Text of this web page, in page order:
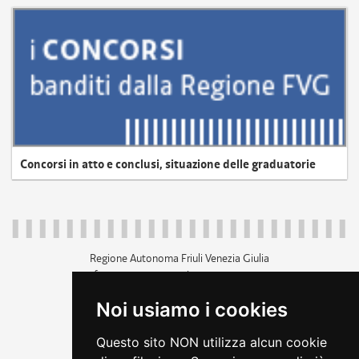
Noi usiamo i cookies
Questo sito NON utilizza alcun cookie
Concorsi in atto e conclusi, situazione delle graduatorie
Regione Autonoma Friuli Venezia Giulia
c.f. 80014930327; p.iva 00526040324
+39 040 3771111